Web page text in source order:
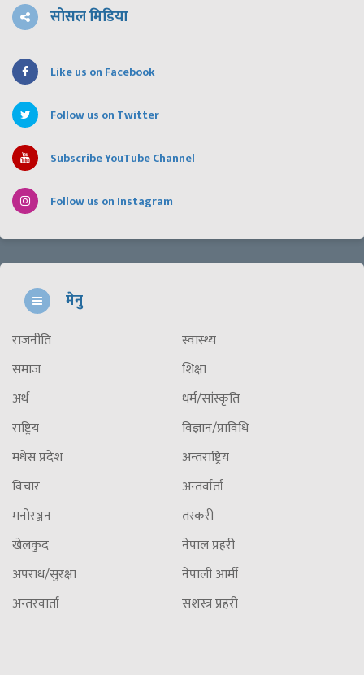
सोसल मिडिया
Like us on Facebook
Follow us on Twitter
Subscribe YouTube Channel
Follow us on Instagram
मेनु
राजनीति
समाज
अर्थ
राष्ट्रिय
मधेस प्रदेश
विचार
मनोरञ्जन
खेलकुद
अपराध/सुरक्षा
अन्तरवार्ता
स्वास्थ्य
शिक्षा
धर्म/सांस्कृति
विज्ञान/प्राविधि
अन्तराष्ट्रिय
अन्तर्वार्ता
तस्करी
नेपाल प्रहरी
नेपाली आर्मी
सशस्त्र प्रहरी